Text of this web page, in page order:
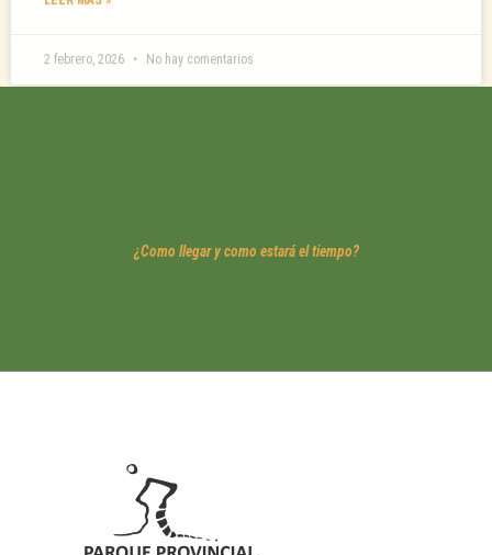
2 febrero, 2026 No hay comentarios
¿Como llegar y como estará el tiempo?